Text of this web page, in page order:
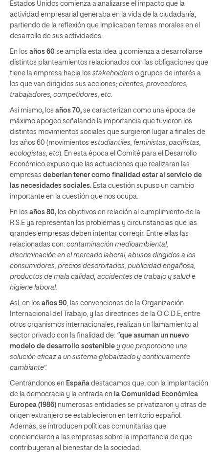
Estados Unidos comienza a analizarse el impacto que la
actividad empresarial generaba en la vida de la ciudadanía,
partiendo de la reflexión que implicaban temas morales en el
desarrollo de sus actividades.
En los años 60 se amplía esta idea y comienza a desarrollarse
distintos planteamientos relacionados con las obligaciones que
tiene la empresa hacia los stakeholders o grupos de interés a
los que van dirigidos sus acciones; clientes, proveedores,
trabajadores, competidores, etc.
Así mismo, los años 70, se caracterizan como una época de
máximo apogeo señalando la importancia que tuvieron los
distintos movimientos sociales que surgieron lugar a finales de
los años 60 (movimientos estudiantiles, feministas, pacifistas,
ecologistas, etc). En esta época el Comité para el Desarrollo
Económico expuso que las actuaciones que realizaran las
empresas deberían tener como finalidad estar al servicio de
las necesidades sociales. Esta cuestión supuso un cambio
importante en la cuestión que nos ocupa.
En los años 80, los objetivos en relación al cumplimiento de la
R.S.E ya representan los problemas y circunstancias que las
grandes empresas deben intentar corregir. Entre ellas las
relacionadas con: contaminación medioambiental,
discriminación en el mercado laboral, abusos dirigidos a los
consumidores, precios desorbitados, publicidad engañosa,
productos de mala calidad, accidentes de trabajo y salud e
higiene laboral.
Así, en los años 90, las convenciones de la Organización
Internacional del Trabajo, y las directrices de la O.C.D.E, entre
otros organismos internacionales, realizan un llamamiento al
sector privado con la finalidad de: “que asuman un nuevo
modelo de desarrollo sostenible y que proporcione una
solución eficaz a un sistema globalizado y continuamente
cambiante”.
Centrándonos en España destacamos que, con la implantación
de la democracia y la entrada en la Comunidad Económica
Europea (1986) numerosas entidades se privatizaron y otras de
origen extranjero se establecieron en territorio español.
Además, se introducen políticas comunitarias que
concienciaron a las empresas sobre la importancia de que
contribuyeran al bienestar de la sociedad.